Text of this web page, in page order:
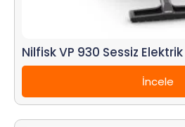
Nilfisk VP 930 Sessiz
İncele